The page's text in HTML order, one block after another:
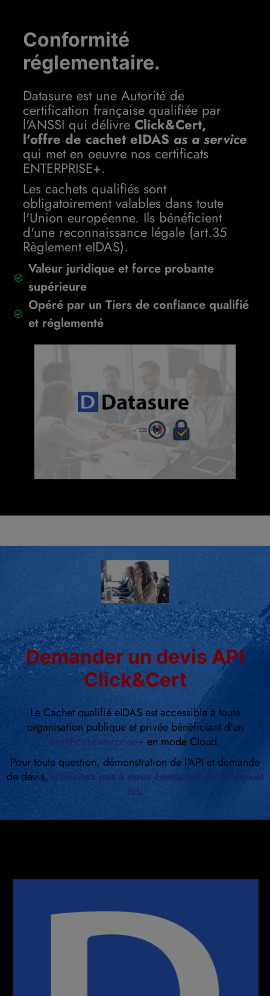
Conformité
réglementaire.
Datasure est une Autorité de
certification française qualifiée par
l'ANSSI qui délivreClick&Cert,
l'offre de cachet eIDAS as a service
qui met en oeuvre nos certificats
ENTERPRISE+.
Les cachets qualifiés sont
obligatoirement valables dans toute
l'Union européenne. Ils bénéficient
d'une reconnaissance légale (art.35
Règlement eIDAS).
Valeur juridique et force probante
supérieure
Opéré par un Tiers de confiance qualifié
et réglementé
Demander un devis API
Click&Cert
Le Cachet qualifié eIDAS est accessible à toute
organisation publique et privée bénéficiant d'un
certificat Enterprise+ en mode Cloud.
Pour toute question, démonstration de l'API et demande
de devis, n'hésitez pas à nous contacter directement
ici.